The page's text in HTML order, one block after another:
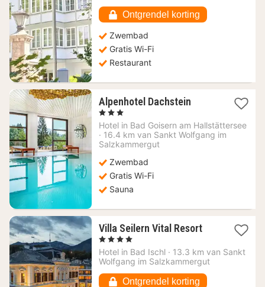
€
Ontgrendel korting
Zwembad
Gratis Wi-Fi
Restaurant
Alpenhotel Dachstein1
vanaf
250
, 3 Sterren
Hotel in Bad Goisern am Hallstättersee
· 16.4 km van Sankt Wolfgang im
Salzkammergut
Zwembad
Gratis Wi-Fi
Sauna
Villa Seilern Vital Resort1
vanaf
212,72
, 4 Sterren
Hotel in Bad Ischl · 13.3 km van Sankt
Wolfgang im Salzkammergut
Ontgrendel korting